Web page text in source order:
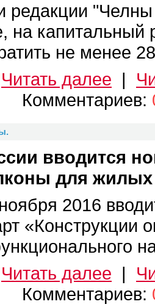
редакции
на капитальный
не менее
Читать далее |
Комментариев:
вводится
для
2016
«Конструкции
Читать далее |
Комментариев: